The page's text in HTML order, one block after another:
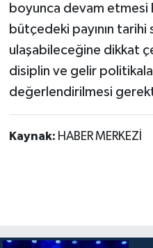
boyunca devam etmesi
bütçedeki payının tarihi
ulaşabileceğine dikkat
disiplin ve gelir
değerlendirilmesi
Kaynak: HABER MERKEZİ